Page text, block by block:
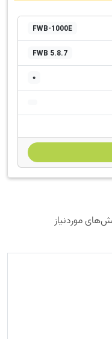
FWB-1000E
FWB 5.8.7
0
موردنیاز